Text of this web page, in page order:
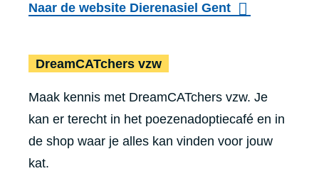
Naar de website Dierenasiel Gent
DreamCATchers vzw
Maak kennis met DreamCATchers vzw. Je
kan er terecht in het poezenadoptiecafé en in
de shop waar je alles kan vinden voor jouw
kat.